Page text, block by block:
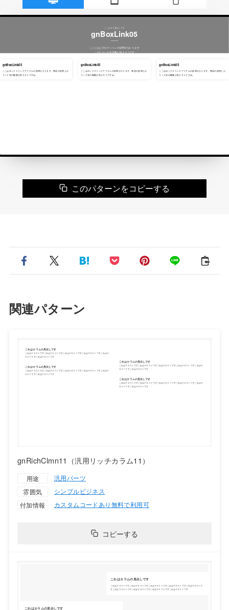
このパターンをコピーする
関連パターン
gnRichClmn11（汎用リッチカラム11）
用途
汎用パーツ
雰囲気
シンプルビジネス
付加情報
カスタムコードあり 無料で利用可
コピーする